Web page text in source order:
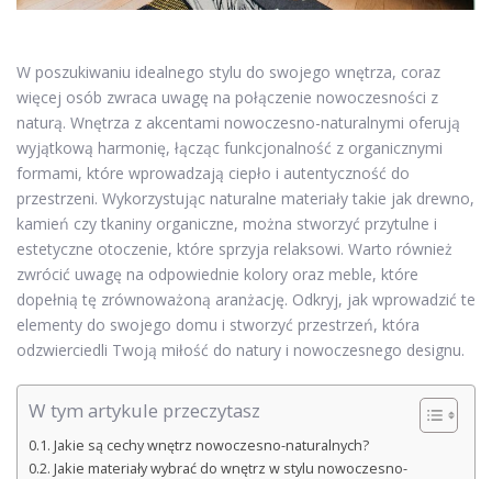
W poszukiwaniu idealnego stylu do swojego wnętrza, coraz
więcej osób zwraca uwagę na połączenie nowoczesności z
naturą. Wnętrza z akcentami nowoczesno-naturalnymi oferują
wyjątkową harmonię, łącząc funkcjonalność z organicznymi
formami, które wprowadzają ciepło i autentyczność do
przestrzeni. Wykorzystując naturalne materiały takie jak drewno,
kamień czy tkaniny organiczne, można stworzyć przytulne i
estetyczne otoczenie, które sprzyja relaksowi. Warto również
zwrócić uwagę na odpowiednie kolory oraz meble, które
dopełnią tę zrównoważoną aranżację. Odkryj, jak wprowadzić te
elementy do swojego domu i stworzyć przestrzeń, która
odzwierciedli Twoją miłość do natury i nowoczesnego designu.
W tym artykule przeczytasz
Jakie są cechy wnętrz nowoczesno-naturalnych?
Jakie materiały wybrać do wnętrz w stylu nowoczesno-